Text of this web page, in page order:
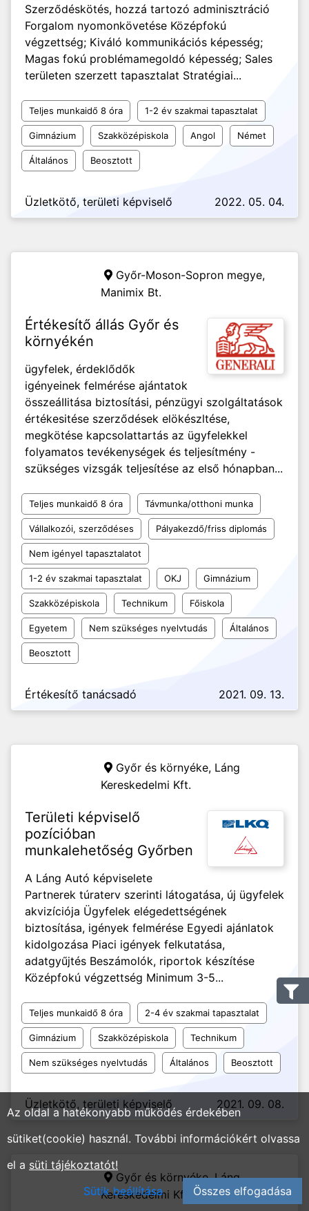
Szerződéskötés, hozzá tartozó adminisztráció
Forgalom nyomonkövetése Középfokú
végzettség; Kiváló kommunikációs képesség;
Magas fokú problémamegoldó képesség; Sales
területen szerzett tapasztalat Stratégiai...
Teljes munkaidő 8 óra 1-2 év szakmai tapasztalat
Gimnázium Szakközépiskola Angol Német
Általános Beosztott
Üzletkötő, területi képviselő 2022. 05. 04.
Győr-Moson-Sopron megye,
Manimix Bt.
Értékesítő állás Győr és
környékén
ügyfelek, érdeklődők
igényeinek felmérése ajántatok
összeáIIitása biztosítási, pénzügyi szolgáltatások
értékesitése szerződések elökészltése,
megkötése kapcsoIattartás az ügyfelekkel
folyamatos tevékenységek és teljesítmény -
szükséges vizsgák teljesítése az első hónapban...
Teljes munkaidő 8 óra Távmunka/otthoni munka
Vállalkozói, szerződéses Pályakezdő/friss diplomás
Nem igényel tapasztalatot
1-2 év szakmai tapasztalat OKJ Gimnázium
Szakközépiskola Technikum Főiskola
Egyetem Nem szükséges nyelvtudás Általános
Beosztott
Értékesítő tanácsadó 2021. 09. 13.
Győr és környéke, Láng
Kereskedelmi Kft.
Területi képviselő
pozícióban
munkalehetőség Győrben
A Láng Autó képviselete
Partnerek túraterv szerinti látogatása, új ügyfelek
akvizíciója Ügyfelek elégedettségének
biztosítása, igények felmérése Egyedi ajánlatok
kidolgozása Piaci igények felkutatása,
adatgyűjtés Beszámolók, riportok készítése
Középfokú végzettség Minimum 3-5...
Teljes munkaidő 8 óra 2-4 év szakmai tapasztalat
Gimnázium Szakközépiskola Technikum
Nem szükséges nyelvtudás Általános Beosztott
Üzletkötő, területi képviselő 2021. 09. 08.
Győr és környéke,Láng
Kereskedelmi Kft.
Az oldal a hatékonyabb működés érdekében
sütiket(cookie) használ. További információkért olvassa
el a süti tájékoztatót!
Sütik beállítása
Összes elfogadása